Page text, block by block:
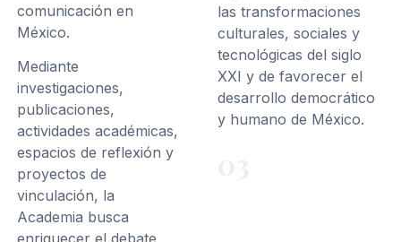
comunicación en
México.
Mediante
investigaciones,
publicaciones,
actividades académicas,
espacios de reflexión y
proyectos de
vinculación, la
Academia busca
las transformaciones
culturales, sociales y
tecnológicas del siglo
XXI y de favorecer el
desarrollo democrático
y humano de México.